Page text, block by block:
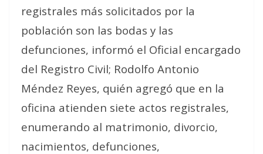
registrales más solicitados por la
población son las bodas y las
defunciones, informó el Oficial encargado
del Registro Civil; Rodolfo Antonio
Méndez Reyes, quién agregó que en la
oficina atienden siete actos registrales,
enumerando al matrimonio, divorcio,
nacimientos, defunciones,